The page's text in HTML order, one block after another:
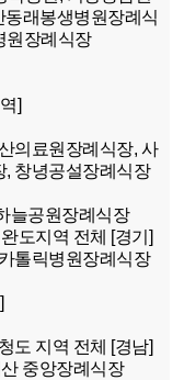
래봉생병원장례식
원장례식장
]
의료원장례식장, 사
, 창녕공설장례식장
늘공원장례식장
완도지역 전체 [경기]
톨릭병원장례식장
청도 지역 전체 [경남]
중앙장례식장